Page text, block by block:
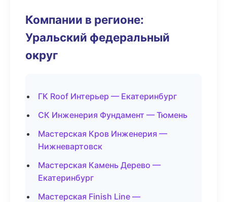
Компании в регионе:
Уральский федеральный
округ
ГК Roof Интерьер — Екатеринбург
СК Инженерия Фундамент — Тюмень
Мастерская Кров Инженерия —
Нижневартовск
Мастерская Камень Дерево —
Екатеринбург
Мастерская Finish Line —